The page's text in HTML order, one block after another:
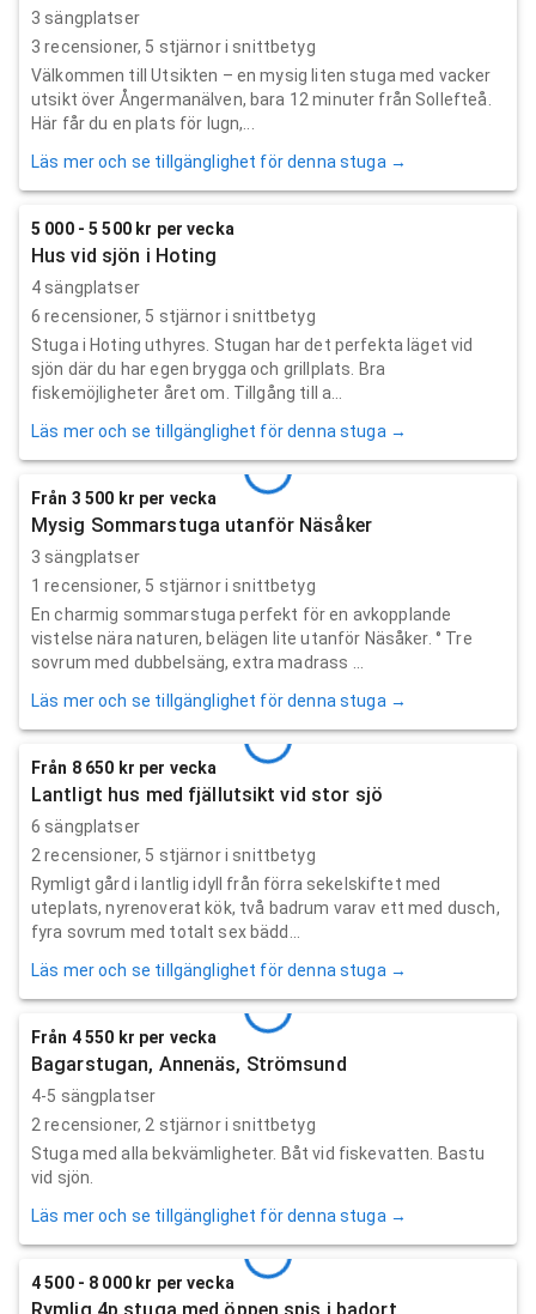
3 sängplatser
3 recensioner, 5 stjärnor i snittbetyg
Välkommen till Utsikten – en mysig liten stuga med vacker
utsikt över Ångermanälven, bara 12 minuter från Sollefteå.
Här får du en plats för lugn,...
Läs mer och se tillgänglighet för denna stuga →
5 000 - 5 500 kr per vecka
Hus vid sjön i Hoting
4 sängplatser
6 recensioner, 5 stjärnor i snittbetyg
Stuga i Hoting uthyres. Stugan har det perfekta läget vid
sjön där du har egen brygga och grillplats. Bra
fiskemöjligheter året om. Tillgång till a...
Läs mer och se tillgänglighet för denna stuga →
Från 3 500 kr per vecka
Mysig Sommarstuga utanför Näsåker
3 sängplatser
1 recensioner, 5 stjärnor i snittbetyg
En charmig sommarstuga perfekt för en avkopplande
vistelse nära naturen, belägen lite utanför Näsåker. ° Tre
sovrum med dubbelsäng, extra madrass ...
Läs mer och se tillgänglighet för denna stuga →
Från 8 650 kr per vecka
Lantligt hus med fjällutsikt vid stor sjö
6 sängplatser
2 recensioner, 5 stjärnor i snittbetyg
Rymligt gård i lantlig idyll från förra sekelskiftet med
uteplats, nyrenoverat kök, två badrum varav ett med dusch,
fyra sovrum med totalt sex bädd...
Läs mer och se tillgänglighet för denna stuga →
Från 4 550 kr per vecka
Bagarstugan, Annenäs, Strömsund
4-5 sängplatser
2 recensioner, 2 stjärnor i snittbetyg
Stuga med alla bekvämligheter. Båt vid fiskevatten. Bastu
vid sjön.
Läs mer och se tillgänglighet för denna stuga →
4 500 - 8 000 kr per vecka
Rymlig 4p stuga med öppen spis i badort